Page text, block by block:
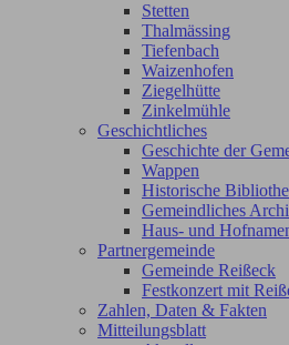
Stetten
Thalmässing
Tiefenbach
Waizenhofen
Ziegelhütte
Zinkelmühle
Geschichtliches
Geschichte der
Wappen
Historische
Gemeindliches
Haus- und
Partnergemeinde
Gemeinde Reißeck
Festkonzert mit
Zahlen, Daten & Fakten
Mitteilungsblatt